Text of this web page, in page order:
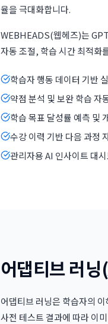
율을 극대화합니다.
WEBHEADS(웹헤즈)는
자동 조절, 학습 시간 최적화
학습자 행동 데이터 기반
약점 분석 및 보완 학습 자
학습 목표 달성률 예측 및
수강 이력 기반 다음 과정
관리자용 AI 인사이트 대
어댑티브 러
어댑티브 러닝은 학습자의
사전 테스트 결과에 따라 이